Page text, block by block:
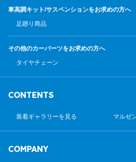
車高調キット/サスペンションをお求めの方へ
足廻り商品
その他のカーパーツをお求めの方へ
タイヤチェーン
CONTENTS
装着ギャラリーを見る マルゼ
COMPANY